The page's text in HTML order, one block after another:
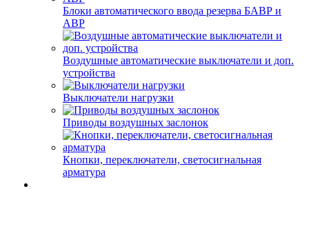
Блоки автоматического ввода резерва БАВР и
АВР
Воздушные автоматические выключатели и доп.
устройства
Выключатели нагрузки
Приводы воздушных заслонок
Кнопки, переключатели, светосигнальная
арматура